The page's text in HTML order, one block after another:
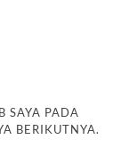
SAYA PADA
BERIKUTNYA.